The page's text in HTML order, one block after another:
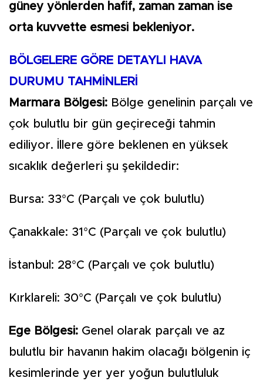
güney yönlerden hafif, zaman zaman ise
orta kuvvette esmesi bekleniyor.
BÖLGELERE GÖRE DETAYLI HAVA
DURUMU TAHMİNLERİ
Marmara Bölgesi: Bölge genelinin parçalı ve
çok bulutlu bir gün geçireceği tahmin
ediliyor. İllere göre beklenen en yüksek
sıcaklık değerleri şu şekildedir:
Bursa: 33°C (Parçalı ve çok bulutlu)
Çanakkale: 31°C (Parçalı ve çok bulutlu)
İstanbul: 28°C (Parçalı ve çok bulutlu)
Kırklareli: 30°C (Parçalı ve çok bulutlu)
Ege Bölgesi: Genel olarak parçalı ve az
bulutlu bir havanın hakim olacağı bölgenin iç
kesimlerinde yer yer yoğun bulutluluk